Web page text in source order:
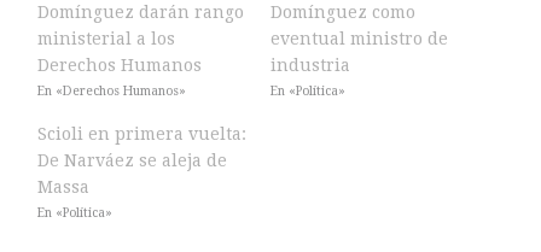
Domínguez darán rango
ministerial a los
Derechos Humanos
En «Derechos Humanos»
Domínguez como
eventual ministro de
industria
En «Política»
Scioli en primera vuelta:
De Narváez se aleja de
Massa
En «Política»